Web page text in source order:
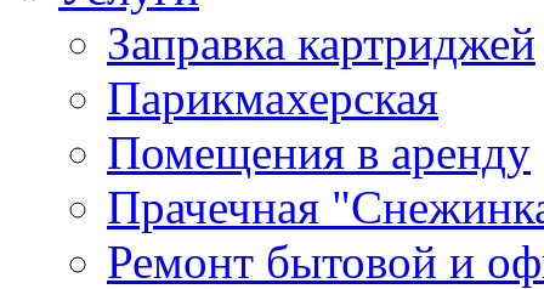
Заправка картриджей
Парикмахерская
Помещения в аренду
Прачечная
Ремонт бытовой и